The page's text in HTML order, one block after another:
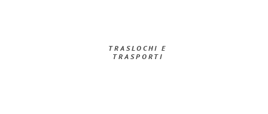
TRASLOCHI E
TRASPORTI​